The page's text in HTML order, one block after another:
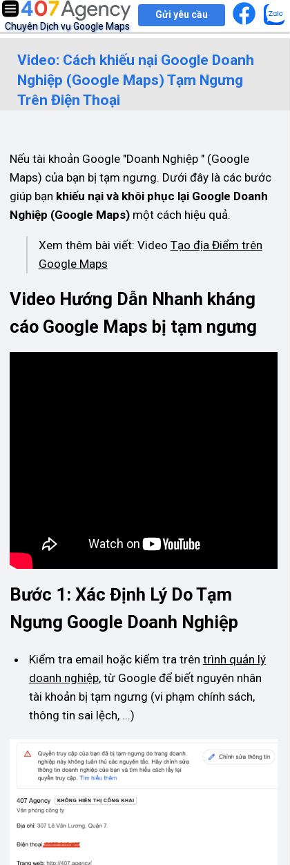
Gửi yêu cầu
Chuyên Dịch vụ Google Maps
Video: Cách khiếu nại Google Doanh
Nghiệp (Google Maps) Tạm Ngưng
Trên Điện Thoại
Nếu tài khoản Google "Doanh Nghiệp " (Google
Maps) của bạn bị tạm ngưng. Dưới đây là các bước
giúp bạn khiếu nại và khôi phục lại Google Doanh
Nghiệp (Google Maps)một cách hiệu quả.
Xem thêm bài viết: Video Tạo địa Điểm trên
Google Maps
Video Hướng Dẫn Nhanh kháng
cáo Google Maps bị tạm ngưng
Bước 1: Xác Định Lý Do Tạm
Ngưng Google Doanh Nghiệp
Kiểm tra email hoặc kiểm tra trên trình quản lý
doanh nghiệp, từ Google để biết nguyên nhân
tài khoản bị tạm ngưng (vi phạm chính sách,
thông tin sai lệch, ...)